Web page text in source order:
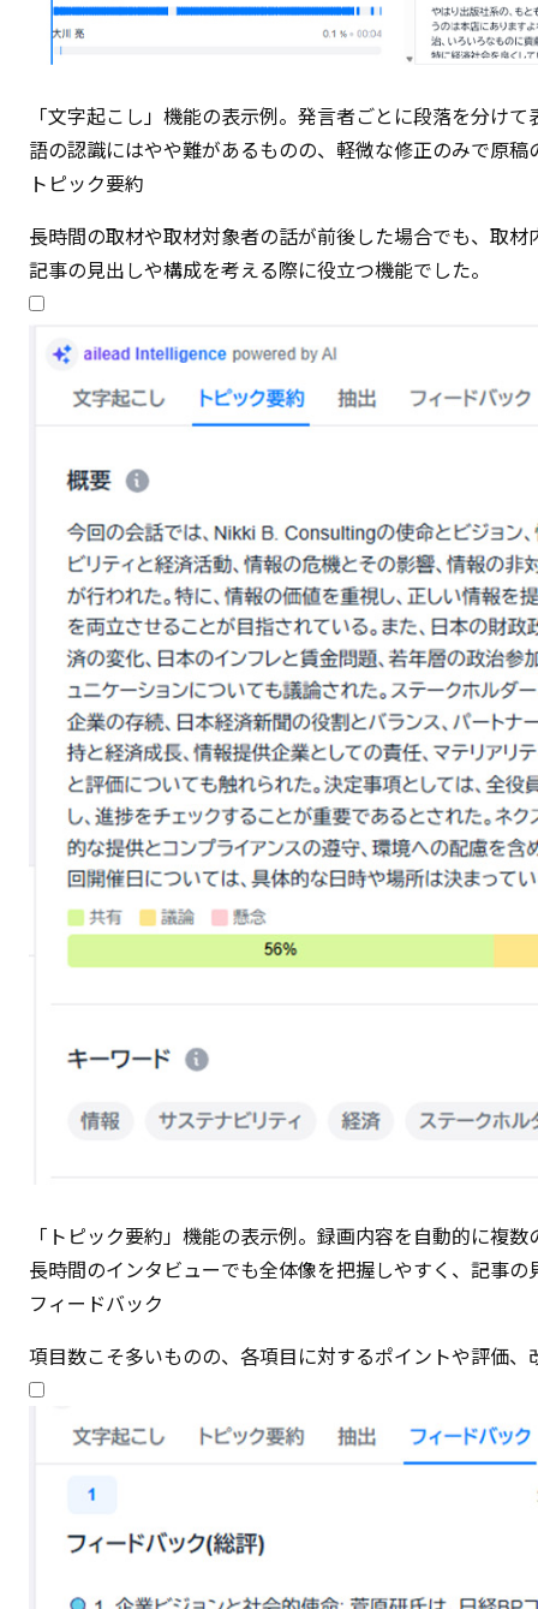
「文字起こし」機能の表示例。発言者ごとに段落を分け
語の認識にはやや難があるものの、軽微な修正のみで原
トピック要約
長時間の取材や取材対象者の話が前後した場合でも、取
記事の見出しや構成を考える際に役立つ機能でした。
「トピック要約」機能の表示例。録画内容を自動的に複
長時間のインタビューでも全体像を把握しやすく、記事
フィードバック
項目数こそ多いものの、各項目に対するポイントや評価